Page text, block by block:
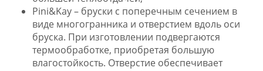
Pini&Kay – бруски с поперечным сечением в
виде многогранника и отверстием вдоль оси
бруска. При изготовлении подвергаются
термообработке, приобретая большую
влагостойкость. Отверстие обеспечивает